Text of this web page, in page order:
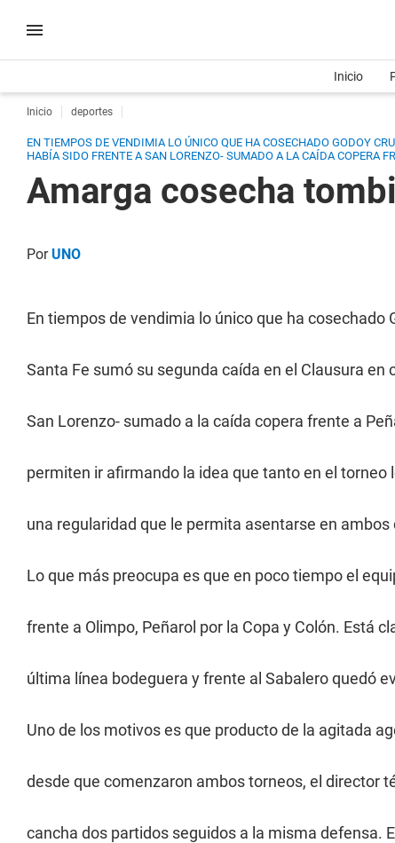
Inicio
Inicio deportes
EN TIEMPOS DE VENDIMIA LO ÚNICO QUE HA COSECHADO GODOY
HABÍA SIDO FRENTE A SAN LORENZO- SUMADO A LA CAÍDA COPERA
Amarga cosecha
PorUNO
En tiempos de vendimia lo único que ha cosechado
Santa Fe sumó su segunda caída en el Clausura
San Lorenzo- sumado a la caída copera frente a
permiten ir afirmando la idea que tanto en el torneo
una regularidad que le permita asentarse en
Lo que más preocupa es que en poco tiempo el
frente a Olimpo, Peñarol por la Copa y Colón. Está
última línea bodeguera y frente al Sabalero quedó
Uno de los motivos es que producto de la agitada
desde que comenzaron ambos torneos, el director
cancha dos partidos seguidos a la misma defensa.